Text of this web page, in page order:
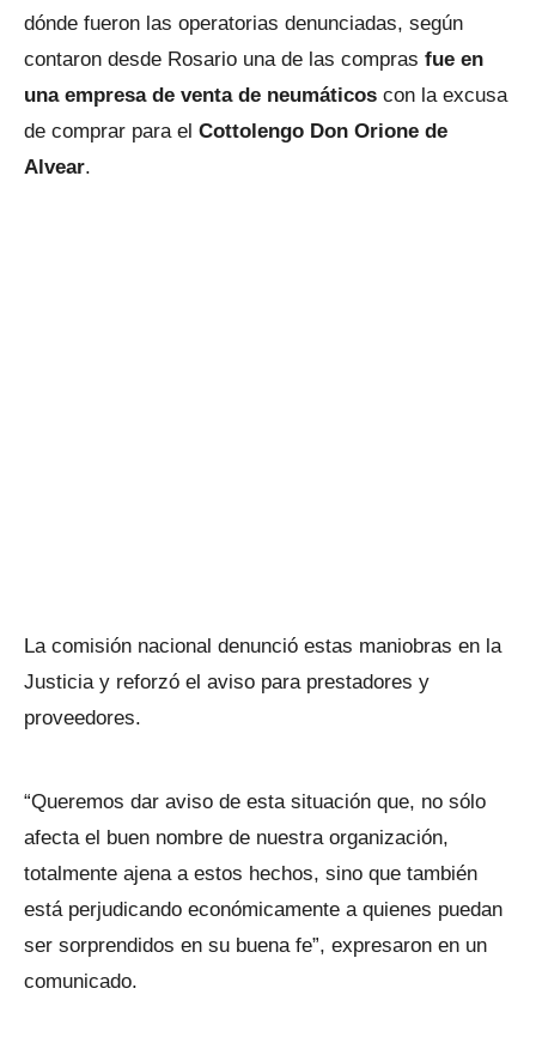
dónde fueron las operatorias denunciadas, según
contaron desde Rosario una de las compras fue en
una empresa de venta de neumáticos con la excusa
de comprar para el Cottolengo Don Orione de
Alvear.
La comisión nacional denunció estas maniobras en la
Justicia y reforzó el aviso para prestadores y
proveedores.
“Queremos dar aviso de esta situación que, no sólo
afecta el buen nombre de nuestra organización,
totalmente ajena a estos hechos, sino que también
está perjudicando económicamente a quienes puedan
ser sorprendidos en su buena fe”, expresaron en un
comunicado.